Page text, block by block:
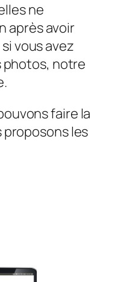
ne
après avoir
vous avez
photos, notre
faire la
proposons les